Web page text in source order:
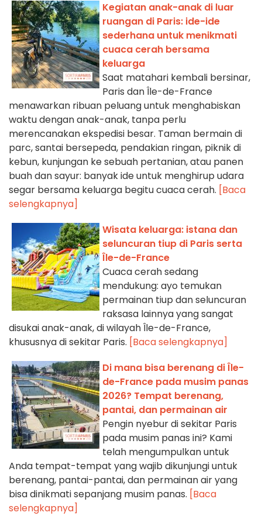
Kegiatan anak-anak di luar
ruangan di Paris: ide-ide
sederhana untuk menikmati
cuaca cerah bersama
keluarga
Saat matahari kembali bersinar,
Paris dan Île-de-France
menawarkan ribuan peluang untuk menghabiskan
waktu dengan anak-anak, tanpa perlu
merencanakan ekspedisi besar. Taman bermain di
parc, santai bersepeda, pendakian ringan, piknik di
kebun, kunjungan ke sebuah pertanian, atau panen
buah dan sayur: banyak ide untuk menghirup udara
segar bersama keluarga begitu cuaca cerah. [Baca
selengkapnya]
Wisata keluarga: istana dan
seluncuran tiup di Paris serta
Île-de-France
Cuaca cerah sedang
mendukung: ayo temukan
permainan tiup dan seluncuran
raksasa lainnya yang sangat
disukai anak-anak, di wilayah Île-de-France,
khususnya di sekitar Paris. [Baca selengkapnya]
Di mana bisa berenang di Île-
de-France pada musim panas
2026? Tempat berenang,
pantai, dan permainan air
Pengin nyebur di sekitar Paris
pada musim panas ini? Kami
telah mengumpulkan untuk
Anda tempat-tempat yang wajib dikunjungi untuk
berenang, pantai-pantai, dan permainan air yang
bisa dinikmati sepanjang musim panas. [Baca
selengkapnya]